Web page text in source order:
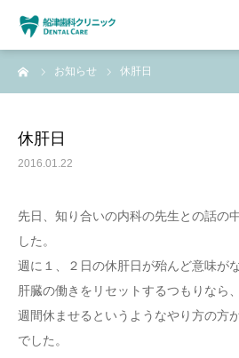
お知らせ 休肝日
休肝日
2016.01.22
先日、知り合いの内科の先生との話の
した。
週に１、２日の休肝日が殆んど意味がな
肝臓の働きをリセットするつもりなら
週間休ませるというようなやり方の方
でした。
HOME